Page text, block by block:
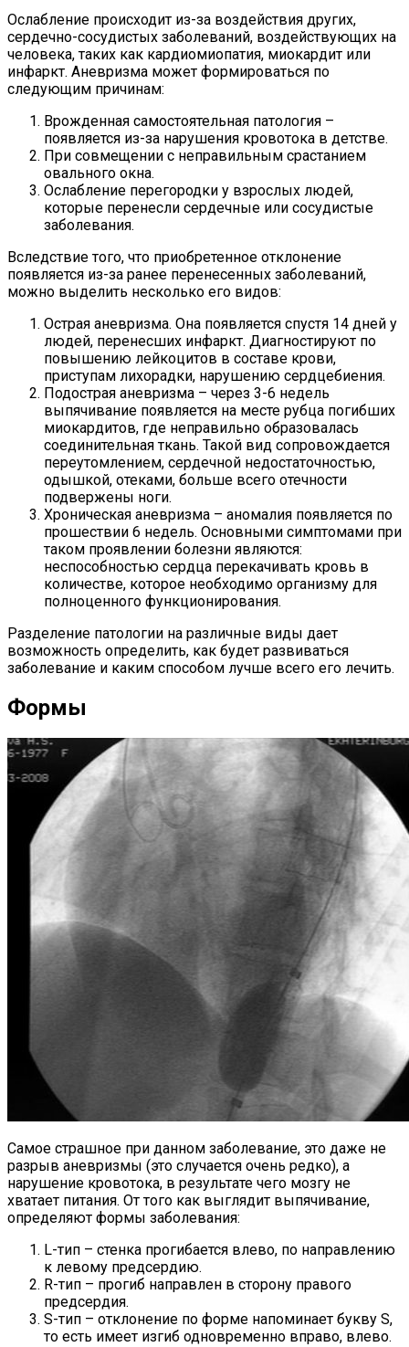
Ослабление происходит из-за воздействия других,
сердечно-сосудистых заболеваний, воздействующих на
человека, таких как кардиомиопатия, миокардит или
инфаркт. Аневризма может формироваться по
следующим причинам:
Врожденная самостоятельная патология –
появляется из-за нарушения кровотока в детстве.
При совмещении с неправильным срастанием
овального окна.
Ослабление перегородки у взрослых людей,
которые перенесли сердечные или сосудистые
заболевания.
Вследствие того, что приобретенное отклонение
появляется из-за ранее перенесенных заболеваний,
можно выделить несколько его видов:
Острая аневризма. Она появляется спустя 14 дней у
людей, перенесших инфаркт. Диагностируют по
повышению лейкоцитов в составе крови,
приступам лихорадки, нарушению сердцебиения.
Подострая аневризма – через 3-6 недель
выпячивание появляется на месте рубца погибших
миокардитов, где неправильно образовалась
соединительная ткань. Такой вид сопровождается
переутомлением, сердечной недостаточностью,
одышкой, отеками, больше всего отечности
подвержены ноги.
Хроническая аневризма – аномалия появляется по
прошествии 6 недель. Основными симптомами при
таком проявлении болезни являются:
неспособностью сердца перекачивать кровь в
количестве, которое необходимо организму для
полноценного функционирования.
Разделение патологии на различные виды дает
возможность определить, как будет развиваться
заболевание и каким способом лучше всего его лечить.
Формы
Самое страшное при данном заболевание, это даже не
разрыв аневризмы (это случается очень редко), а
нарушение кровотока, в результате чего мозгу не
хватает питания. От того как выглядит выпячивание,
определяют формы заболевания:
L-тип – стенка прогибается влево, по направлению
к левому предсердию.
R-тип – прогиб направлен в сторону правого
предсердия.
S-тип – отклонение по форме напоминает букву S,
то есть имеет изгиб одновременно вправо, влево.